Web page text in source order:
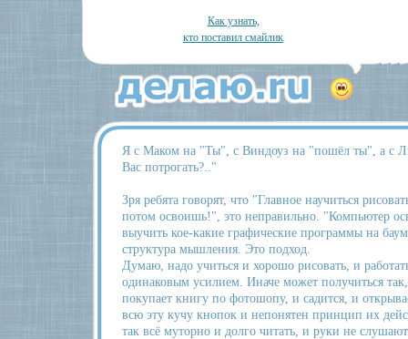
Как узнать,
кто поставил смайлик
Я с Маком на "Ты", с Виндоуз на "пошёл ты", а с
Вас потрогать?.."
Зря ребята говорят, что "Главное научиться
потом освоишь!", это неправильно. "Компьютер
выучить кое-какие графические программы на
структура мышления. Это подход.
Думаю, надо учиться и хорошо рисовать, и
одинаковым усилием. Иначе может получиться так,
покупает книгу по фотошопу, и садится, и
всю эту кучу кнопок и непонятен принцип их
так всё муторно и долго читать, и руки не